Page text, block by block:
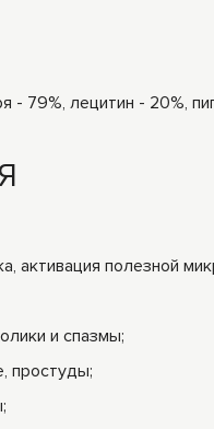
- 79%, лецитин - 20%,
активация полезной
и спазмы;
простуды;